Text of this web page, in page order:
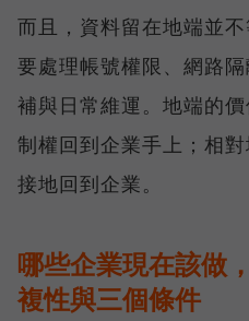
而且，資料留在地端並
要處理帳號權限、網路
補與日常維運。地端的
制權回到企業手上；相
接地回到企業。
哪些企業現在該做
複性與三個條件